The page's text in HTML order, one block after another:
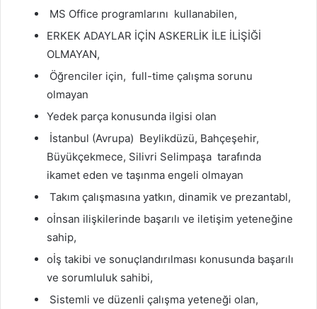
MS Office programlarını kullanabilen,
ERKEK ADAYLAR İÇİN ASKERLİK İLE İLİŞİĞİ
OLMAYAN,
Öğrenciler için, full-time çalışma sorunu
olmayan
Yedek parça konusunda ilgisi olan
İstanbul (Avrupa) Beylikdüzü, Bahçeşehir,
Büyükçekmece, Silivri Selimpaşa tarafında
ikamet eden ve taşınma engeli olmayan
Takım çalışmasına yatkın, dinamik ve prezantabl,
oİnsan ilişkilerinde başarılı ve iletişim yeteneğine
sahip,
oİş takibi ve sonuçlandırılması konusunda başarılı
ve sorumluluk sahibi,
Sistemli ve düzenli çalışma yeteneği olan,